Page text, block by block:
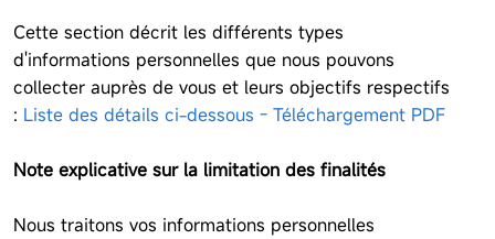
Cette section décrit les différents types
d'informations personnelles que nous pouvons
collecter auprès de vous et leurs objectifs respectifs
: Liste des détails ci-dessous - Téléchargement PDF
Note explicative sur la limitation des finalités
Nous traitons vos informations personnelles